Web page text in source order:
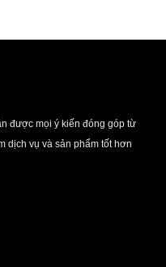
được mọi ý kiến đóng góp từ
dịch vụ và sản phẩm tốt hơn